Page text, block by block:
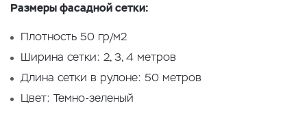
Размеры фасадной сетки:
Плотность 50 гр/м2
Ширина сетки: 2, 3, 4 метров
Длина сетки в рулоне: 50 метров
Цвет: Темно-зеленый